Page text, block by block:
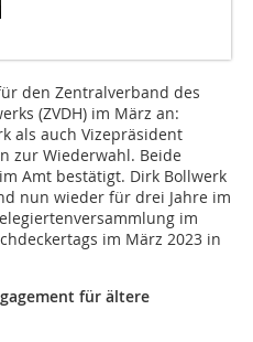
den Zentralverband des
(ZVDH) im März an:
als auch Vizepräsident
zur Wiederwahl. Beide
Amt bestätigt. Dirk Bollwerk
nun wieder für drei Jahre im
im
im März 2023 in
für ältere